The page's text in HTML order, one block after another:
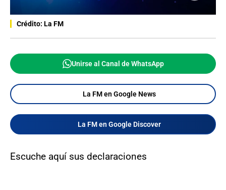
Crédito: La FM
Unirse al Canal de WhatsApp
La FM en Google News
La FM en Google Discover
Escuche aquí sus declaraciones